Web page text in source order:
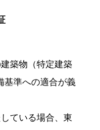
築物（特定建築
基準への適合が義
ている場合、東